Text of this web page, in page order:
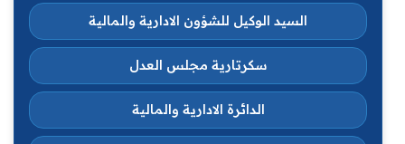
السيد الوكيل للشؤون الادارية والمالية
سكرتارية مجلس العدل
الدائرة الادارية والمالية